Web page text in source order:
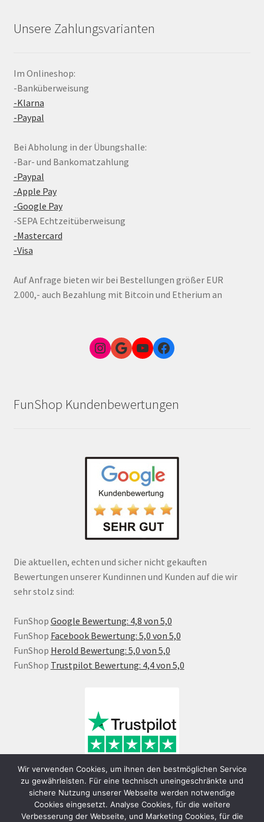
Unsere Zahlungsvarianten
Im Onlineshop:
-Banküberweisung
-Klarna
-Paypal
Bei Abholung in der Übungshalle:
-Bar- und Bankomatzahlung
-Paypal
-Apple Pay
-Google Pay
-SEPA Echtzeitüberweisung
-Mastercard
-Visa
Auf Anfrage bieten wir bei Bestellungen größer EUR
2.000,- auch Bezahlung mit Bitcoin und Etherium an
Instagram
Google Link zum FunShop WienYouTubeFacebook
FunShop Kundenbewertungen
Die aktuellen, echten und sicher nicht gekauften
Bewertungen unserer Kundinnen und Kunden auf die wir
sehr stolz sind:
FunShop Google Bewertung: 4,8 von 5,0
FunShop Facebook Bewertung: 5,0 von 5,0
FunShop Herold Bewertung: 5,0 von 5,0
FunShop Trustpilot Bewertung: 4,4 von 5,0
Wir verwenden Cookies, um ihnen den bestmöglichen Service
zu gewährleisten. Für eine technisch uneingeschränkte und
sichere Nutzung unserer Webseite werden notwendige
Cookies eingesetzt. Analyse Cookies, für die weitere
Verbesserung der Webseite, und Marketing Cookies, für die